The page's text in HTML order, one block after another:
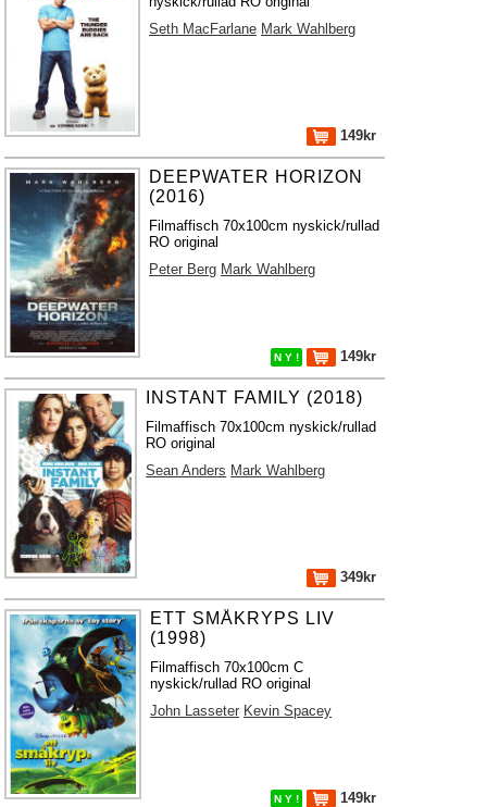
Seth MacFarlane Mark Wahlberg
149kr
DEEPWATER HORIZON
(2016)
Filmaffisch 70x100cm nyskick/rullad
RO original
Peter Berg Mark Wahlberg
N Y ! 149kr
INSTANT FAMILY (2018)
Filmaffisch 70x100cm nyskick/rullad
RO original
Sean Anders Mark Wahlberg
349kr
ETT SMÅKRYPS LIV
(1998)
Filmaffisch 70x100cm C
nyskick/rullad RO original
John Lasseter Kevin Spacey
N Y ! 149kr